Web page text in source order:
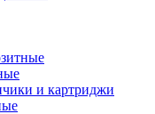
и картриджи